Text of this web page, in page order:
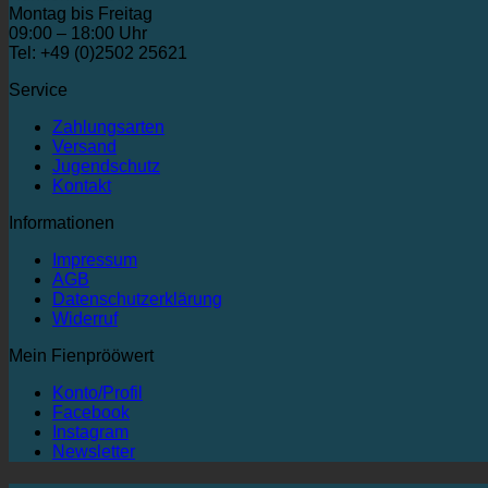
Montag bis Freitag
09:00 – 18:00 Uhr
Tel: +49 (0)2502 25621
Service
Zahlungsarten
Versand
Jugendschutz
Kontakt
Informationen
Impressum
AGB
Datenschutzerklärung
Widerruf
Mein Fienprööwert
Konto/Profil
Facebook
Instagram
Newsletter